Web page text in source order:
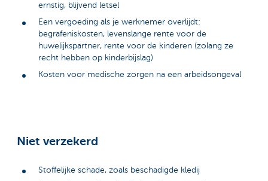
ernstig, blijvend letsel
Een vergoeding als je werknemer overlijdt:
begrafeniskosten, levenslange rente voor de
huwelijkspartner, rente voor de kinderen (zolang ze
recht hebben op kinderbijslag)
Kosten voor medische zorgen na een arbeidsongeval
Niet verzekerd
Stoffelijke schade, zoals beschadigde kledij